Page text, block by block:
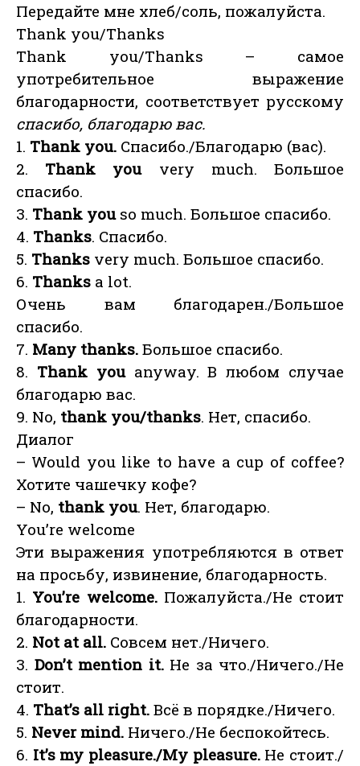
Передайте мне хлеб/соль, пожалуйста.
Thank you/Thanks
Thank you/Thanks – самое
употребительное выражение
благодарности, соответствует русскому
спасибо, благодарю вас.
1. Thank you. Спасибо./Благодарю (вас).
2. Thank you very much. Большое
спасибо.
3. Thank you so much. Большое спасибо.
4. Thanks. Спасибо.
5. Thanks very much. Большое спасибо.
6. Thanks a lot.
Очень вам благодарен./Большое
спасибо.
7. Many thanks. Большое спасибо.
8. Thank you anyway. В любом случае
благодарю вас.
9. No, thank you/thanks. Нет, спасибо.
Диалог
– Would you like to have a cup of coffee?
Хотите чашечку кофе?
– No, thank you. Нет, благодарю.
You’re welcome
Эти выражения употребляются в ответ
на просьбу, извинение, благодарность.
1. You’re welcome. Пожалуйста./Не стоит
благодарности.
2. Not at all. Совсем нет./Ничего.
3. Don’t mention it. Не за что./Ничего./Не
стоит.
4. That’s all right. Всё в порядке./Ничего.
5. Never mind. Ничего./Не беспокойтесь.
6. It’s my pleasure./My pleasure. Не стоит./